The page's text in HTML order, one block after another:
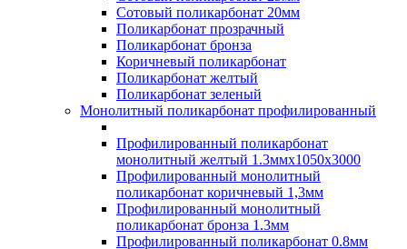
Сотовый поликарбонат 20мм
Поликарбонат прозрачный
Поликарбонат бронза
Коричневый поликарбонат
Поликарбонат желтый
Поликарбонат зеленый
Монолитный поликарбонат профилированный
Профилированный поликарбонат
монолитный желтый 1.3ммх1050х3000
Профилированный монолитный
поликарбонат коричневый 1,3мм
Профилированный монолитный
поликарбонат бронза 1.3мм
Профилированный поликарбонат 0.8мм